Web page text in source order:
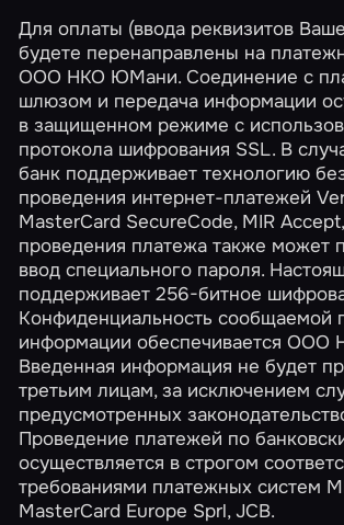
Для оплаты (ввода реквизитов
будете перенаправлены на
ООО НКО ЮМани. Соединение с
шлюзом и передача информации
в защищенном режиме с
протокола шифрования SSL. В
банк поддерживает технологию
проведения интернет-платежей
MasterCard SecureCode, MIR
проведения платежа также может
ввод специального пароля.
поддерживает 256-битное
Конфиденциальность сообщаемой
информации обеспечивается
Введенная информация не будет
третьим лицам, за исключением
предусмотренных
Проведение платежей по
осуществляется в строгом
требованиями платежных систем
MasterCard Europe Sprl, JCB.